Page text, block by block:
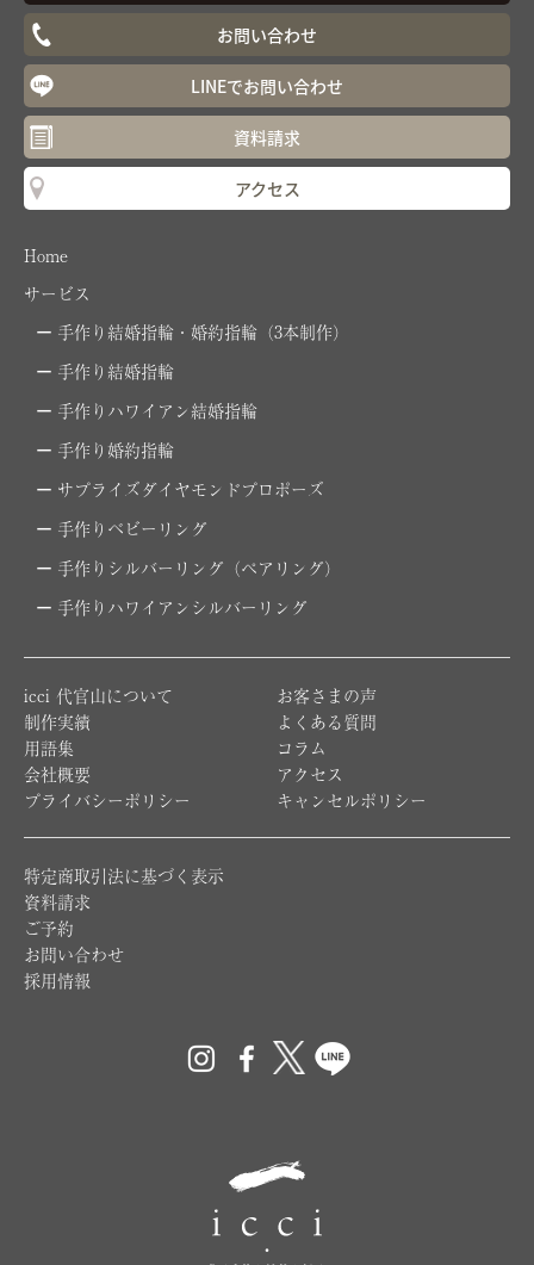
お問い合わせ
LINEでお問い合わせ
資料請求
アクセス
Home
サービス
手作り結婚指輪・婚約指輪（3本制作）
手作り結婚指輪
手作りハワイアン結婚指輪
手作り婚約指輪
サプライズダイヤモンドプロポーズ
手作りベビーリング
手作りシルバーリング（ペアリング）
手作りハワイアンシルバーリング
icci 代官山について
お客さまの声
制作実績
よくある質問
用語集
コラム
会社概要
アクセス
プライバシーポリシー
キャンセルポリシー
特定商取引法に基づく表示
資料請求
ご予約
お問い合わせ
採用情報